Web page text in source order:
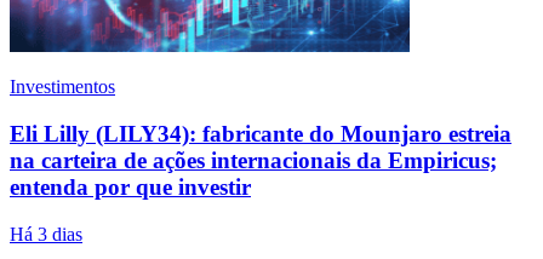
Investimentos
Eli Lilly (LILY34): fabricante do Mounjaro estreia
na carteira de ações internacionais da Empiricus;
entenda por que investir
Há 3 dias